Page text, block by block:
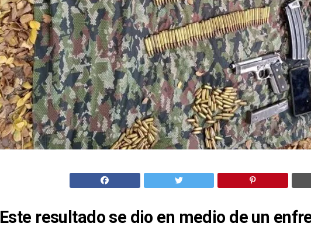
Este resultado se dio en medio de un